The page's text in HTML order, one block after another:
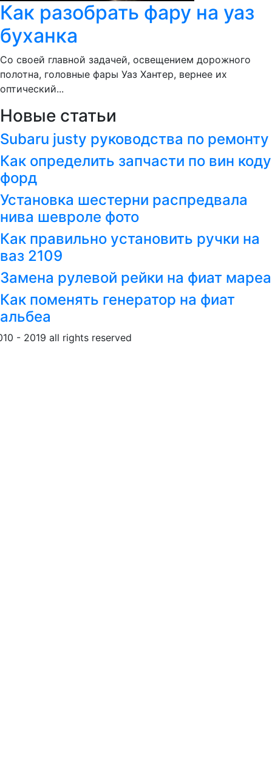
Как разобрать фару на уаз
буханка
Со своей главной задачей, освещением дорожного
полотна, головные фары Уаз Хантер, вернее их
оптический...
Новые статьи
Subaru justy руководства по ремонту
Как определить запчасти по вин коду
форд
Установка шестерни распредвала
нива шевроле фото
Как правильно установить ручки на
ваз 2109
Замена рулевой рейки на фиат мареа
Как поменять генератор на фиат
альбеа
- 2019 all rights reserved